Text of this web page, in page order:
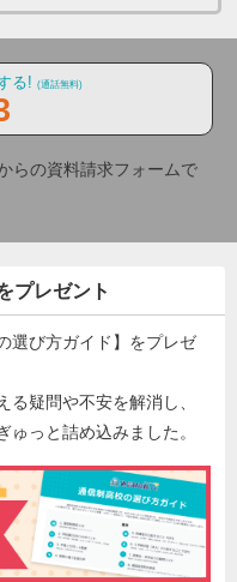
る! (通話無料)
らの資料請求フォームで
プレゼント
選び方ガイド】をプレゼ
疑問や不安を解消し、
っと詰め込みました。